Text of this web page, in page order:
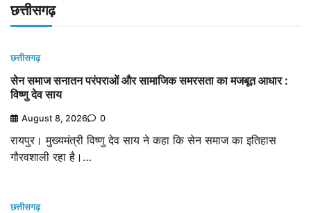
छत्तीसगढ़
छत्तीसगढ़
सेन समाज सनातन परंपराओं और सामाजिक समरसता का मजबूत आधार :
विष्णु देव साय
August 8, 2026 0
रायपुर। मुख्यमंत्री विष्णु देव साय ने कहा कि सेन समाज का इतिहास
गौरवशाली रहा है।…
छत्तीसगढ़